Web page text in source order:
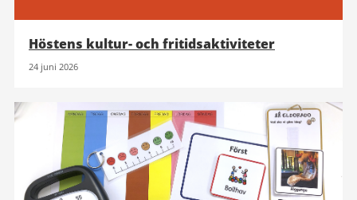
Höstens kultur- och fritidsaktiviteter
24 juni 2026